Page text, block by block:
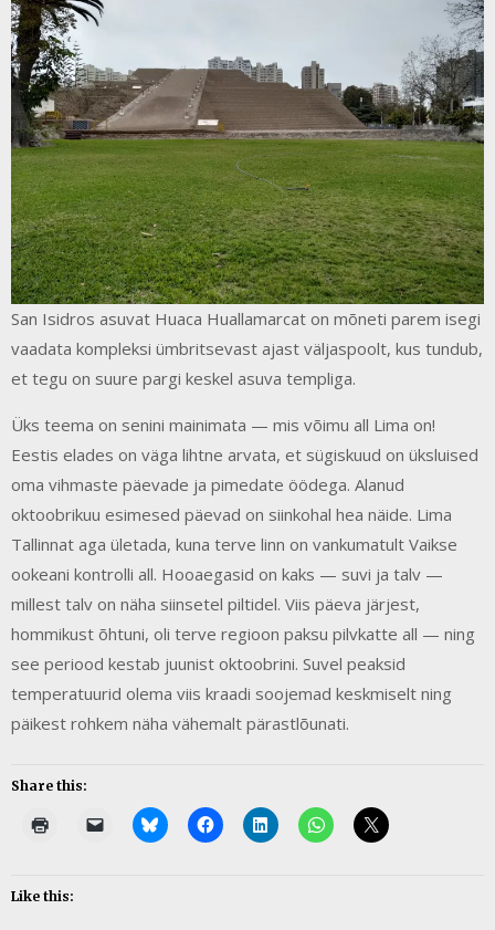
San Isidros asuvat Huaca Huallamarcat on mõneti parem isegi
vaadata kompleksi ümbritsevast ajast väljaspoolt, kus tundub,
et tegu on suure pargi keskel asuva templiga.
Üks teema on senini mainimata — mis võimu all Lima on!
Eestis elades on väga lihtne arvata, et sügiskuud on üksluised
oma vihmaste päevade ja pimedate öödega. Alanud
oktoobrikuu esimesed päevad on siinkohal hea näide. Lima
Tallinnat aga ületada, kuna terve linn on vankumatult Vaikse
ookeani kontrolli all. Hooaegasid on kaks — suvi ja talv —
millest talv on näha siinsetel piltidel. Viis päeva järjest,
hommikust õhtuni, oli terve regioon paksu pilvkatte all — ning
see periood kestab juunist oktoobrini. Suvel peaksid
temperatuurid olema viis kraadi soojemad keskmiselt ning
päikest rohkem näha vähemalt pärastlõunati.
Share this:
Like this: